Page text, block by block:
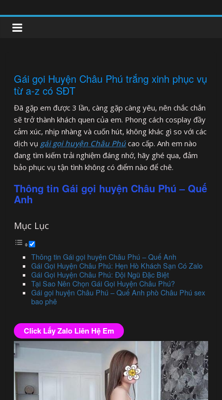
to
content
clipnonglive.com
Gái gọi Huyện Châu Phú trắng xinh phục vụ
từ a-z có SĐT
Đã gặp em được 3 lần, càng gặp càng yêu, nên chắc chắn
sẽ trở thành khách quen của em. Phong cách cosplay đầy
cảm xúc, nhịp nhàng và cuốn hút, không khác gì so với các
dịch vụ gái gọi huyện Châu Phúcao cấp. Anh em nào
đang tìm kiếm trải nghiệm đáng nhớ, hãy ghé qua, đảm
bảo phục vụ tận tình không có điểm nào để chê.
Thông tin Gái gọi huyện Châu Phú – Quế
Anh
Mục Lục
Thông tin Gái gọi huyện Châu Phú – Quế Anh
Gái Gọi Huyện Châu Phú: Hẹn Hò Khách Sạn Có Zalo
Gái Gọi Huyện Châu Phú: Đội Ngũ Đặc Biệt
Tại Sao Nên Chọn Gái Gọi Huyện Châu Phú?
Gái gọi huyện Châu Phú – Quế Anh phò Châu Phú sex
bao phê
Click Lấy Zalo Liên Hệ Em